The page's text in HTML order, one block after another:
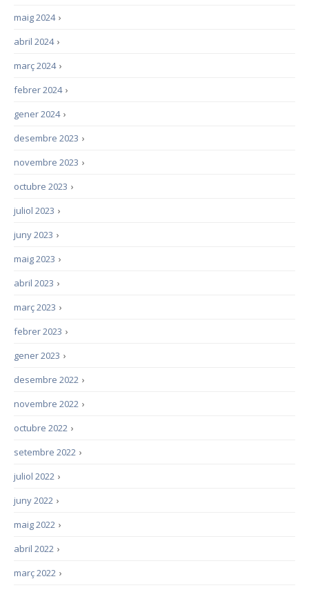
›
maig 2024
›
abril 2024
›
març 2024
›
febrer 2024
›
gener 2024
›
desembre 2023
›
novembre 2023
›
octubre 2023
›
juliol 2023
›
juny 2023
›
maig 2023
›
abril 2023
›
març 2023
›
febrer 2023
›
gener 2023
›
desembre 2022
›
novembre 2022
›
octubre 2022
›
setembre 2022
›
juliol 2022
›
juny 2022
›
maig 2022
›
abril 2022
›
març 2022